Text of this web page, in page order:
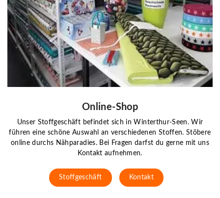
Online-Shop
Unser Stoffgeschäft befindet sich in Winterthur-Seen. Wir
führen eine schöne Auswahl an verschiedenen Stoffen. Stöbere
online durchs Nähparadies. Bei Fragen darfst du gerne mit uns
Kontakt aufnehmen.
Stoffgeschäft Kontakt